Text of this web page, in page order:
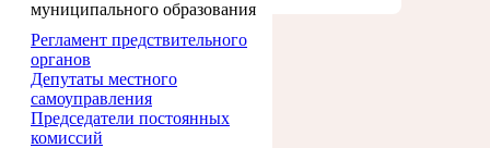
муниципального образования
Регламент предствительного
органов
Депутаты местного
самоуправления
Председатели постоянных
комиссий